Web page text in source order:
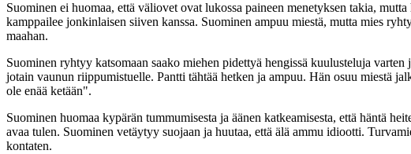
Suominen ei huomaa, että väliovet ovat lukossa paineen menetyksen takia,
kamppailee jonkinlaisen siiven kanssa. Suominen ampuu miestä, mutta mies
maahan.
Suominen ryhtyy katsomaan saako miehen pidettyä hengissä kuulusteluja
jotain vaunun riippumistuelle. Pantti tähtää hetken ja ampuu. Hän osuu miestä
ole enää ketään".
Suominen huomaa kypärän tummumisesta ja äänen katkeamisesta, että häntä
avaa tulen. Suominen vetäytyy suojaan ja huutaa, että älä ammu idiootti.
kontaten.